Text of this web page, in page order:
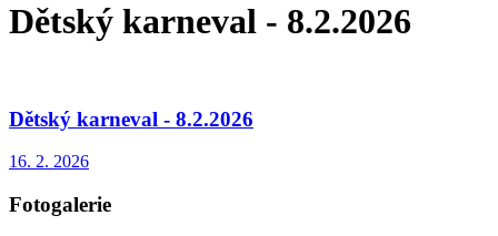
Dětský karneval - 8.2.2026
Dětský karneval - 8.2.2026
16. 2. 2026
Fotogalerie